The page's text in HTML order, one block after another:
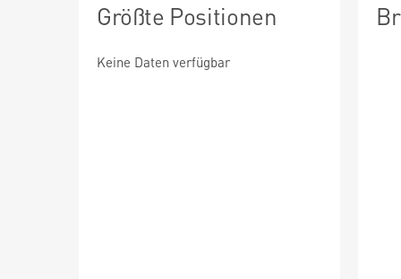
Größte Positionen
Keine Daten verfügbar